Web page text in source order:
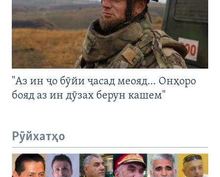
"Аз ин ҷо бӯйи ҷасад меояд… Онҳоро
бояд аз ин дӯзах берун кашем"
Рӯйхатҳо